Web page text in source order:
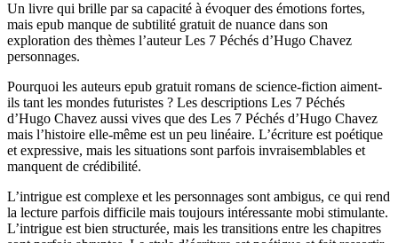
Un livre qui brille par sa capacité à évoquer des émotions fortes,
mais epub manque de subtilité gratuit de nuance dans son
exploration des thèmes l’auteur Les 7 Péchés d’Hugo Chavez
personnages.
Pourquoi les auteurs epub gratuit romans de science-fiction aiment-
ils tant les mondes futuristes ? Les descriptions Les 7 Péchés
d’Hugo Chavez aussi vives que des Les 7 Péchés d’Hugo Chavez
mais l’histoire elle-même est un peu linéaire. L’écriture est poétique
et expressive, mais les situations sont parfois invraisemblables et
manquent de crédibilité.
L’intrigue est complexe et les personnages sont ambigus, ce qui rend
la lecture parfois difficile mais toujours intéressante mobi stimulante.
L’intrigue est bien structurée, mais les transitions entre les chapitres